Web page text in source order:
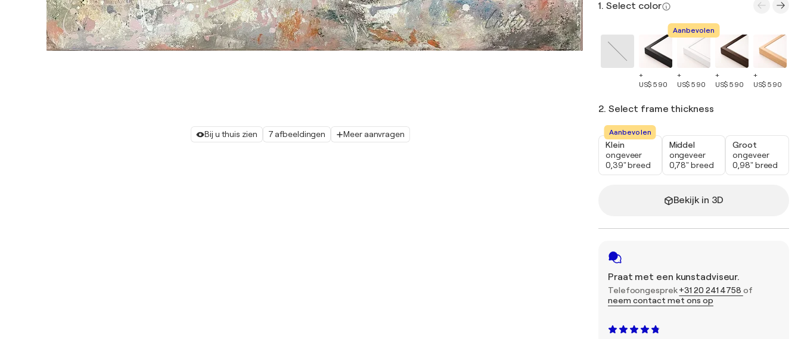
Bij u thuis zien 7 afbeeldingen Meer aanvragen
1. Select color
+
US$ 590
Aanbevolen
+
US$ 590
+
US$ 590
+
US$ 590
2. Select frame thickness
Aanbevolen
Klein
ongeveer
0,39" breed
Middel
ongeveer
0,78" breed
Groot
ongeveer
0,98" breed
Bekijk in 3D
Praat met een kunstadviseur.
Telefoongesprek+31 20 241 4758 of
neem contact met ons op